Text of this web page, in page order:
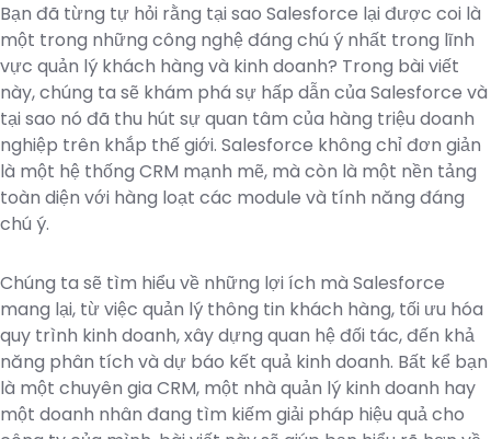
Bạn đã từng tự hỏi rằng tại sao Salesforce lại được coi là
một trong những công nghệ đáng chú ý nhất trong lĩnh
vực quản lý khách hàng và kinh doanh? Trong bài viết
này, chúng ta sẽ khám phá sự hấp dẫn của Salesforce và
tại sao nó đã thu hút sự quan tâm của hàng triệu doanh
nghiệp trên khắp thế giới. Salesforce không chỉ đơn giản
là một hệ thống CRM mạnh mẽ, mà còn là một nền tảng
toàn diện với hàng loạt các module và tính năng đáng
chú ý.
Chúng ta sẽ tìm hiểu về những lợi ích mà Salesforce
mang lại, từ việc quản lý thông tin khách hàng, tối ưu hóa
quy trình kinh doanh, xây dựng quan hệ đối tác, đến khả
năng phân tích và dự báo kết quả kinh doanh. Bất kể bạn
là một chuyên gia CRM, một nhà quản lý kinh doanh hay
một doanh nhân đang tìm kiếm giải pháp hiệu quả cho